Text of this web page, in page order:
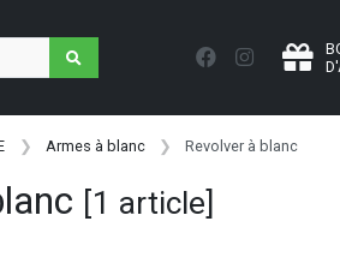
Armes à blanc Revolver à blanc
[1 article]